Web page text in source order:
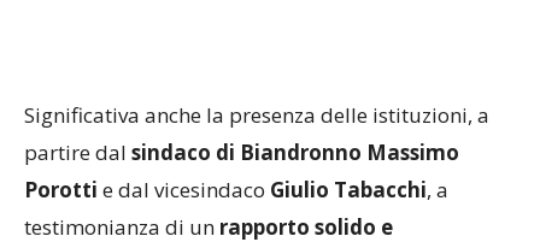
partire dalsindaco di Biandronno Massimo
Porottie dal vicesindacoGiulio Tabacchi, a
testimonianza di unrapporto solido e
continuativo tra società e amministrazione